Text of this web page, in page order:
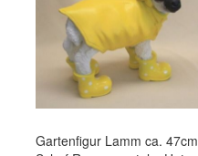
Gartenfigur Lamm ca. 47cm